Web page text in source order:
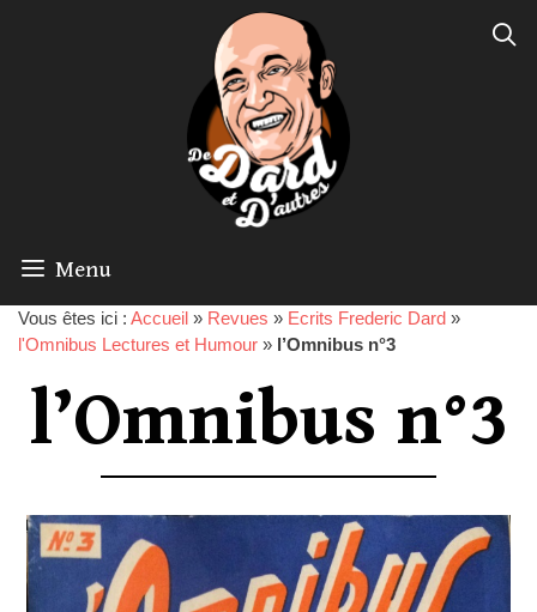
Menu
Vous êtes ici : Accueil » Revues » Ecrits Frederic Dard »
l'Omnibus Lectures et Humour » l’Omnibus n°3
l’Omnibus n°3